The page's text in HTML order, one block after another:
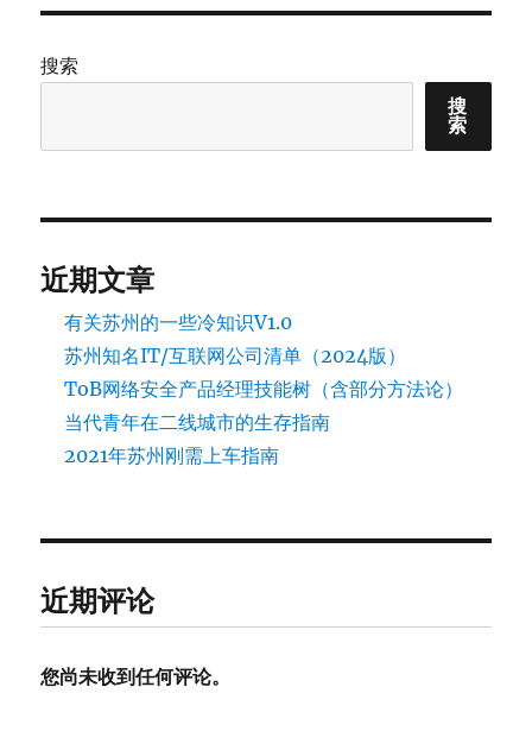
搜索
搜
索
近期文章
有关苏州的一些冷知识V1.0
苏州知名IT/互联网公司清单（2024版）
ToB网络安全产品经理技能树（含部分方法论）
当代青年在二线城市的生存指南
2021年苏州刚需上车指南
近期评论
您尚未收到任何评论。